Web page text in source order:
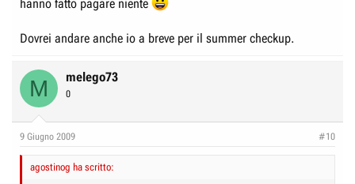
hanno fatto pagare niente
Dovrei andare anche io a breve per il summer checkup.
M melego73
0
9 Giugno 2009 #10
agostinog ha scritto: